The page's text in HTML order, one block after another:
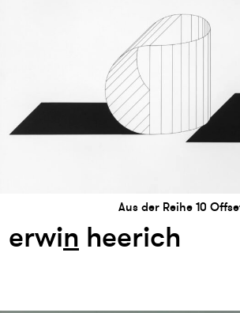
Aus der Reihe 10
erwin heerich